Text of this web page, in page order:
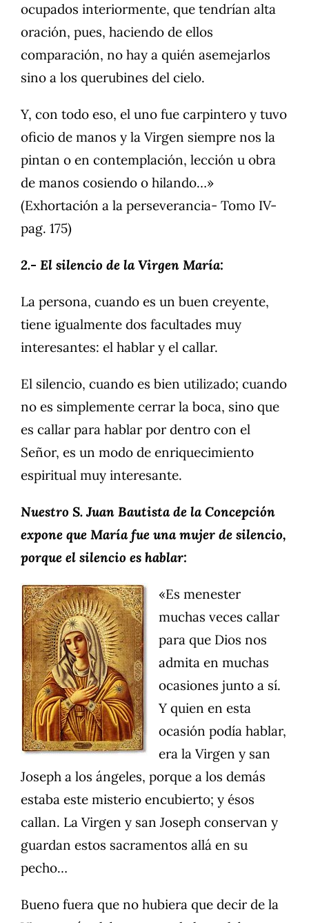
ocupados interiormente, que tendrían alta
oración, pues, haciendo de ellos
comparación, no hay a quién asemejarlos
sino a los querubines del cielo.
Y, con todo eso, el uno fue carpintero y tuvo
oficio de manos y la Virgen siempre nos la
pintan o en contemplación, lección u obra
de manos cosiendo o hilando…»
(Exhortación a la perseverancia- Tomo IV-
pag. 175)
2.- El silencio de la Virgen María:
La persona, cuando es un buen creyente,
tiene igualmente dos facultades muy
interesantes: el hablar y el callar.
El silencio, cuando es bien utilizado; cuando
no es simplemente cerrar la boca, sino que
es callar para hablar por dentro con el
Señor, es un modo de enriquecimiento
espiritual muy interesante.
Nuestro S. Juan Bautista de la Concepción
expone que María fue una mujer de silencio,
porque el silencio es hablar:
«Es menester
muchas veces callar
para que Dios nos
admita en muchas
ocasiones junto a sí.
Y quien en esta
ocasión podía hablar,
era la Virgen y san
Joseph a los ángeles, porque a los demás
estaba este misterio encubierto; y ésos
callan. La Virgen y san Joseph conservan y
guardan estos sacramentos allá en su
pecho…
Bueno fuera que no hubiera que decir de la